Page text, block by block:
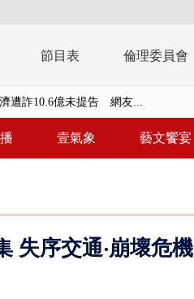
節目表 倫理委員會
森林公園、北有榮星」周...
檢「油門一催」警察狂...
壹氣象 藝文饗宴
失序交通‧崩壞危機